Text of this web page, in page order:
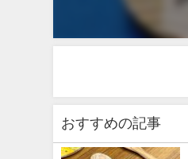
おすすめの記事